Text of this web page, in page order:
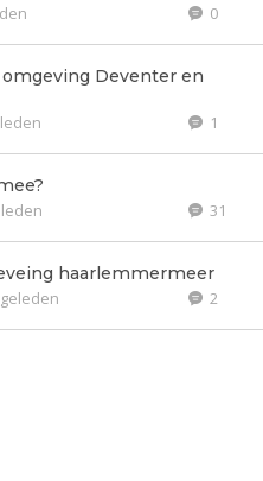
0
Deventer en
1
31
haarlemmermeer
2